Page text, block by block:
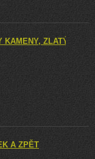
KAMENY, ZLATÝ
A ZPĚT